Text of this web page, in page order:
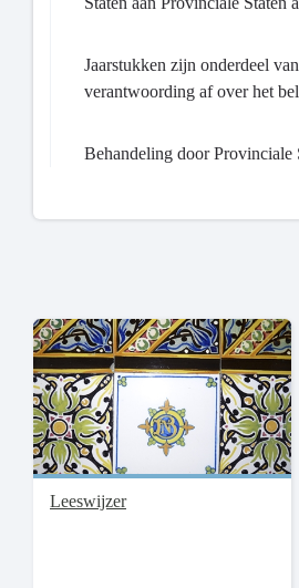
Jaarstukken zijn onderdeel
verantwoording af over het
Behandeling door Provinciale
Leeswijzer